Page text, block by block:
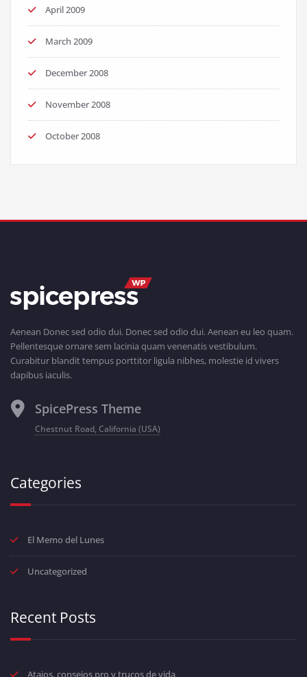
April 2009
March 2009
December 2008
November 2008
October 2008
Aenean Donec sed odio dui. Donec sed odio dui. Aenean eu leo quam.
Pellentesque ornare sem lacinia quam venenatis vestibulum.
Curabitur blandit tempus porttitor ligula nibhes, molestie id vivers
dapibus iaculis.
SpicePress Theme
Chestnut Road, California (USA)
Categories
El Memo del Lunes
Uncategorized
Recent Posts